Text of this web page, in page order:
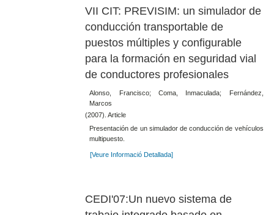
VII CIT: PREVISIM: un simulador de
conducción transportable de
puestos múltiples y configurable
para la formación en seguridad vial
de conductores profesionales
Alonso, Francisco; Coma, Inmaculada; Fernández,
Marcos
(2007). Article
Presentación de un simulador de conducción de vehículos
multipuesto.
[Veure Informació Detallada]
CEDI'07:Un nuevo sistema de